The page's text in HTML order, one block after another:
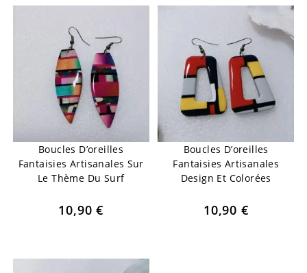
Boucles D’oreilles
Fantaisies Artisanales Sur
Le Thème Du Surf
10,90€
Boucles D’oreilles
Fantaisies Artisanales
Design Et Colorées
10,90 €